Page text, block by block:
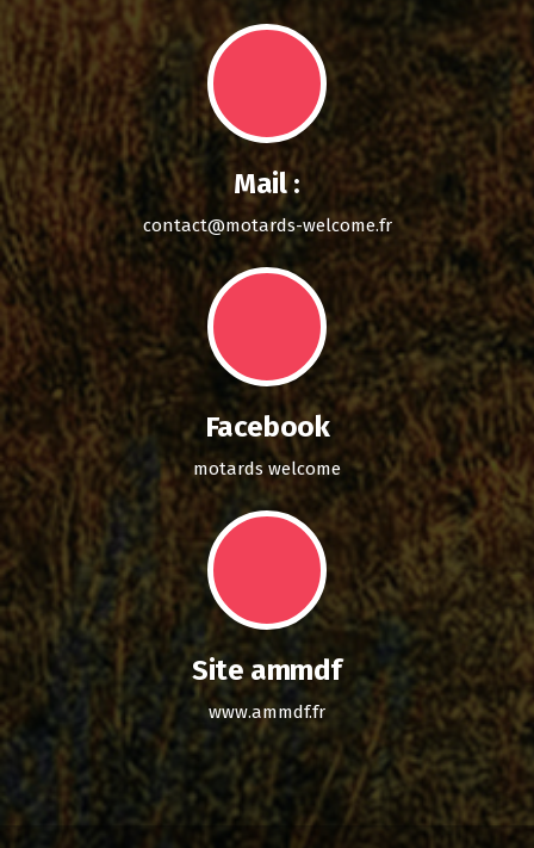
Mail :
contact@motards-welcome.fr
Facebook
motards welcome
Site ammdf
www.ammdf.fr